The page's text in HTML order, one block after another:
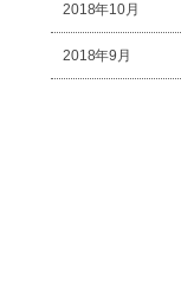
2018年10月
2018年9月